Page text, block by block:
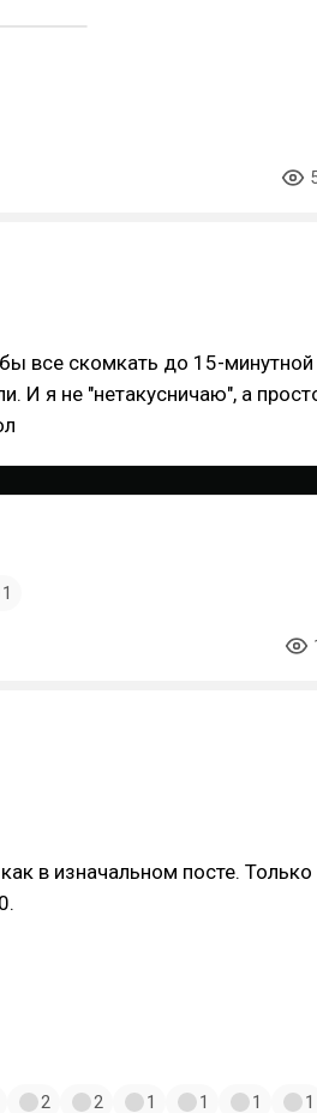
все скомкать до 15-минутной
И я не "нетакусничаю", а
1
в изначальном посте. Только
2 2 1 1 1 1